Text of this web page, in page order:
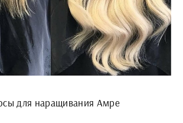
для наращивания Амре